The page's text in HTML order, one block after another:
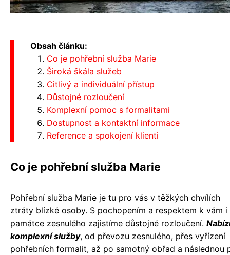
Obsah článku:
Co je pohřební služba Marie
Široká škála služeb
Citlivý a individuální přístup
Důstojné rozloučení
Komplexní pomoc s formalitami
Dostupnost a kontaktní informace
Reference a spokojení klienti
Co je pohřební služba Marie
Pohřební služba Marie je tu pro vás v těžkých chvílích
ztráty blízké osoby. S pochopením a respektem k vám i
památce zesnulého zajistíme důstojné rozloučení.
komplexní služby, od převozu zesnulého, přes vyřízení
pohřebních formalit, až po samotný obřad a následnou